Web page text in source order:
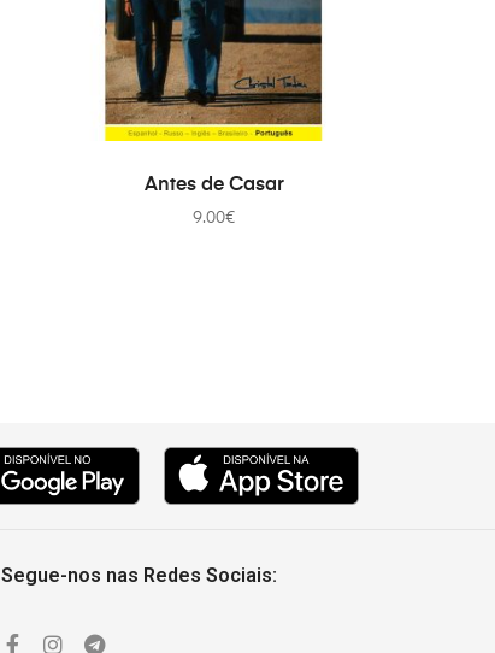
ADICIONAR
Antes de Casar
9.00€
Segue-nos nas Redes Sociais: